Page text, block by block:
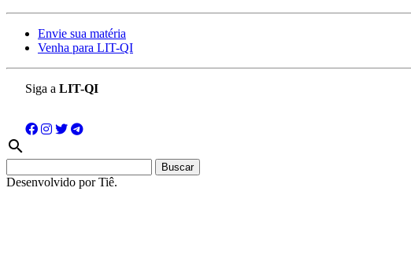
Envie sua matéria
Venha para LIT-QI
Siga a LIT-QI
search
Desenvolvido por Tiê.